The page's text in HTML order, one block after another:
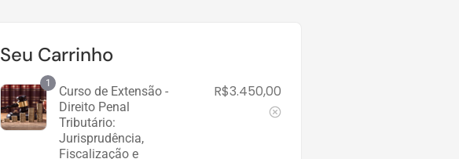
Seu Carrinho
1
Curso de Extensão -
Direito Penal
Tributário:
Jurisprudência,
Fiscalização e
R$3.450,00